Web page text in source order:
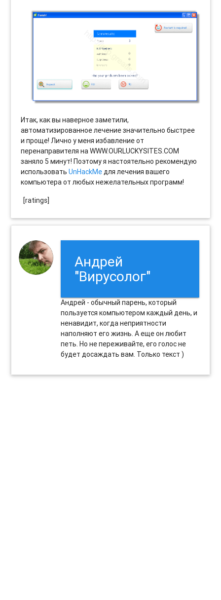
Итак, как вы наверное заметили,
автоматизированное лечение значительно быстрее
и проще! Лично у меня избавление от
перенаправителя на WWW.OURLUCKYSITES.COM
заняло 5 минут! Поэтому я настоятельно рекомендую
использоватьUnHackMeдля лечения вашего
компьютера от любых нежелательных программ!
[ratings]
Андрей
"Вирусолог"
Андрей - обычный парень, который
пользуется компьютером каждый день, и
ненавидит, когда неприятности
наполняют его жизнь. А еще он любит
петь. Но не переживайте, его голос не
будет досаждать вам. Только текст )